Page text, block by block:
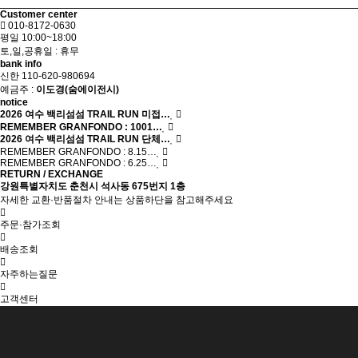
Customer center
010-8172-0630
평일 10:00~18:00
토,일,공휴일 : 휴무
bank info
신한 110-620-980694
예금주 : 이도경(숨에이전시)
notice
2026 여수 백리섬섬 TRAIL RUN 미접…
REMEMBER GRANFONDO : 1001…
2026 여수 백리섬섬 TRAIL RUN 단체…
REMEMBER GRANFONDO : 8.15…
REMEMBER GRANFONDO : 6.25…
RETURN / EXCHANGE
강원특별자치도 춘천시 석사동 675번지 1층
자세한 교환·반품절차 안내는 상품하단을 참고해주세요
주문·참가조회
배송조회
자주하는질문
고객센터